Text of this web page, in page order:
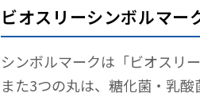
ビオスリーシンボルマー
シンボルマークは「ビオスリ
また3つの丸は、糖化菌・乳